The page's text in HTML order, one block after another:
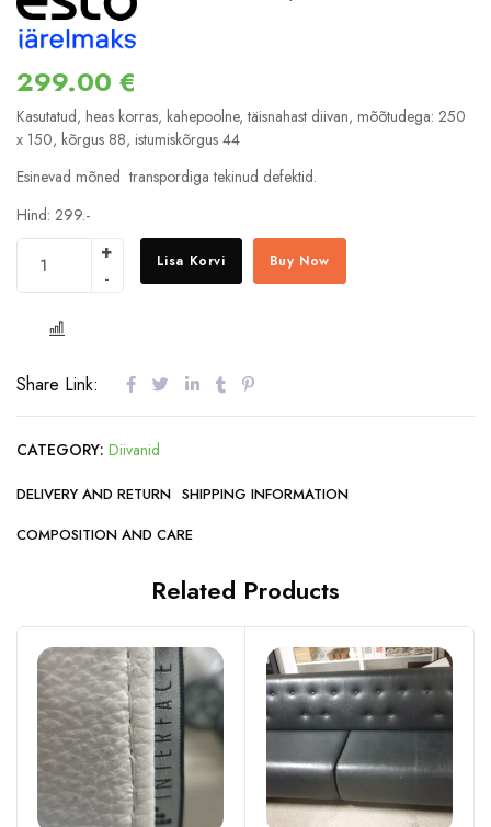
299.00 €
Kasutatud, heas korras, kahepoolne, täisnahast diivan, mõõtudega: 250
x 150, kõrgus 88, istumiskõrgus 44
Esinevad mõned transpordiga tekinud defektid.
Hind: 299.-
Lisa Korvi Buy Now
Share Link:
CATEGORY: Diivanid
DELIVERY AND RETURN SHIPPING INFORMATION
COMPOSITION AND CARE
Related Products